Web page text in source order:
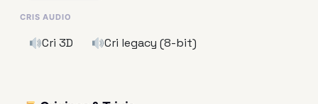
CRIS AUDIO
Cri 3D Cri legacy (8-bit)